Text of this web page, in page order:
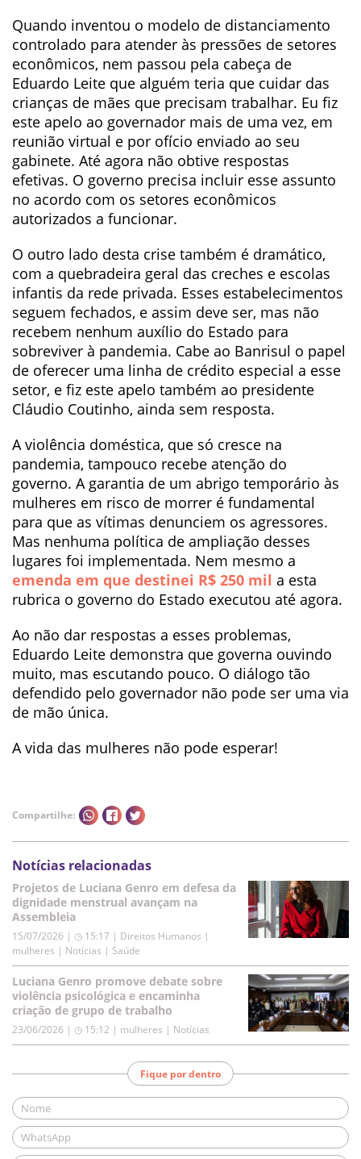
Quando inventou o modelo de distanciamento
controlado para atender às pressões de setores
econômicos, nem passou pela cabeça de
Eduardo Leite que alguém teria que cuidar das
crianças de mães que precisam trabalhar. Eu fiz
este apelo ao governador mais de uma vez, em
reunião virtual e por ofício enviado ao seu
gabinete. Até agora não obtive respostas
efetivas. O governo precisa incluir esse assunto
no acordo com os setores econômicos
autorizados a funcionar.
O outro lado desta crise também é dramático,
com a quebradeira geral das creches e escolas
infantis da rede privada. Esses estabelecimentos
seguem fechados, e assim deve ser, mas não
recebem nenhum auxílio do Estado para
sobreviver à pandemia. Cabe ao Banrisul o papel
de oferecer uma linha de crédito especial a esse
setor, e fiz este apelo também ao presidente
Cláudio Coutinho, ainda sem resposta.
A violência doméstica, que só cresce na
pandemia, tampouco recebe atenção do
governo. A garantia de um abrigo temporário às
mulheres em risco de morrer é fundamental
para que as vítimas denunciem os agressores.
Mas nenhuma política de ampliação desses
lugares foi implementada. Nem mesmo a
emenda em que destinei R$ 250 mil a esta
rubrica o governo do Estado executou até agora.
Ao não dar respostas a esses problemas,
Eduardo Leite demonstra que governa ouvindo
muito, mas escutando pouco. O diálogo tão
defendido pelo governador não pode ser uma via
de mão única.
A vida das mulheres não pode esperar!
Compartilhe:
Notícias relacionadas
Projetos de Luciana Genro em defesa da
dignidade menstrual avançam na
Assembleia
15/07/2026 | ◷ 15:17 | Direitos Humanos |
mulheres | Notícias | Saúde
Luciana Genro promove debate sobre
violência psicológica e encaminha
criação de grupo de trabalho
23/06/2026 | ◷ 15:12 | mulheres | Notícias
Fique por dentro